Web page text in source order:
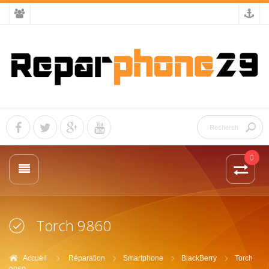
0
Torch 9860
Accueil Réparation Smartphone BlackBerry
Torch